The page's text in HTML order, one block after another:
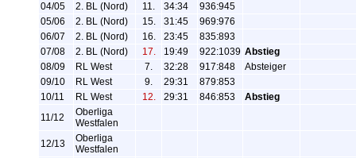
04/05 2. BL (Nord) 11. 34:34
936:945
05/06
2. BL (Nord) 15. 31:45
969:976
06/07
2. BL (Nord) 16. 23:45
835:893
07/08
2. BL (Nord) 17. 19:49 922:1039 Abstieg
08/09
RL West 7. 32:28 917:848
Absteiger
09/10
RL West 9. 29:31
879:853
10/11
RL West 12. 29:31 846:853
Abstieg
11/12
Oberliga
Westfalen
12/13
Oberliga
Westfalen